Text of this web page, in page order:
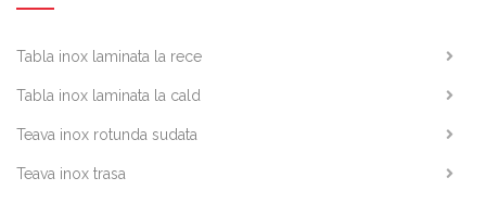
Tabla inox laminata la rece
Tabla inox laminata la cald
Teava inox rotunda sudata
Teava inox trasa